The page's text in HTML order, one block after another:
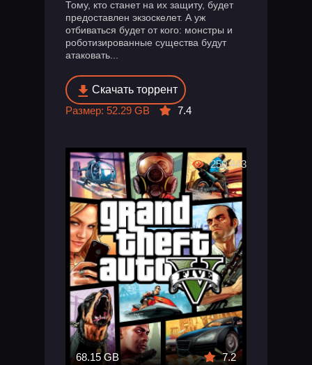
Тому, кто станет на их защиту, будет
предоставлен экзоскелет. А уж
отбиваться будет от кого: монстры и
роботизированные существа будут
атаковать...
Скачать торрент
Размер: 52.29 GB
7.4
68.15 GB 7.2
250 443